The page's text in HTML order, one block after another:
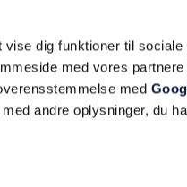
dig funktioner til
med vores
med
andre oplysninger, du